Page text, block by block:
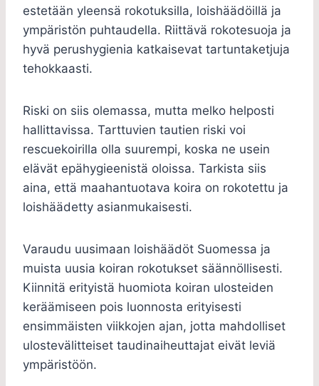
estetään yleensä rokotuksilla, loishäädöillä ja
ympäristön puhtaudella. Riittävä rokotesuoja ja
hyvä perushygienia katkaisevat tartuntaketjuja
tehokkaasti.
Riski on siis olemassa, mutta melko helposti
hallittavissa. Tarttuvien tautien riski voi
rescuekoirilla olla suurempi, koska ne usein
elävät epähygieenistä oloissa. Tarkista siis
aina, että maahantuotava koira on rokotettu ja
loishäädetty asianmukaisesti.
Varaudu uusimaan loishäädöt Suomessa ja
muista uusia koiran rokotukset säännöllisesti.
Kiinnitä erityistä huomiota koiran ulosteiden
keräämiseen pois luonnosta erityisesti
ensimmäisten viikkojen ajan, jotta mahdolliset
ulostevälitteiset taudinaiheuttajat eivät leviä
ympäristöön.